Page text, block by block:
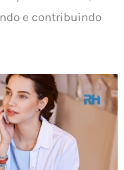
e contribuindo